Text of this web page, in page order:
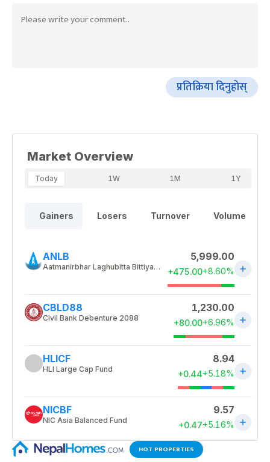
प्रतिक्रिया दिनुहोस्
HOT PROPERTIES